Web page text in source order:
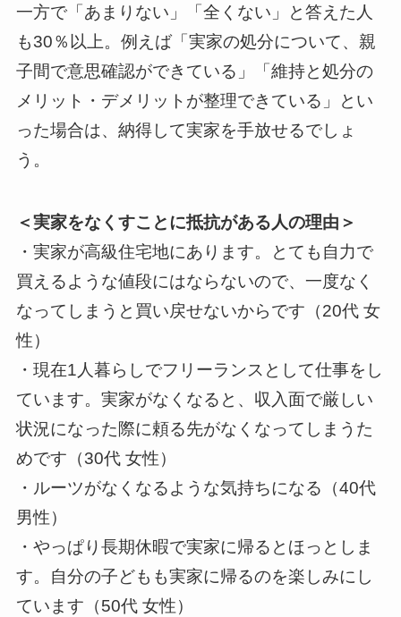
一方で「あまりない」「全くない」と答えた人
も30％以上。例えば「実家の処分について、親
子間で意思確認ができている」「維持と処分の
メリット・デメリットが整理できている」とい
った場合は、納得して実家を手放せるでしょ
う。
＜実家をなくすことに抵抗がある人の理由＞
・実家が高級住宅地にあります。とても自力で
買えるような値段にはならないので、一度なく
なってしまうと買い戻せないからです（20代 女
性）
・現在1人暮らしでフリーランスとして仕事をし
ています。実家がなくなると、収入面で厳しい
状況になった際に頼る先がなくなってしまうた
めです（30代 女性）
・ルーツがなくなるような気持ちになる（40代
男性）
・やっぱり長期休暇で実家に帰るとほっとしま
す。自分の子どもも実家に帰るのを楽しみにし
ています（50代 女性）